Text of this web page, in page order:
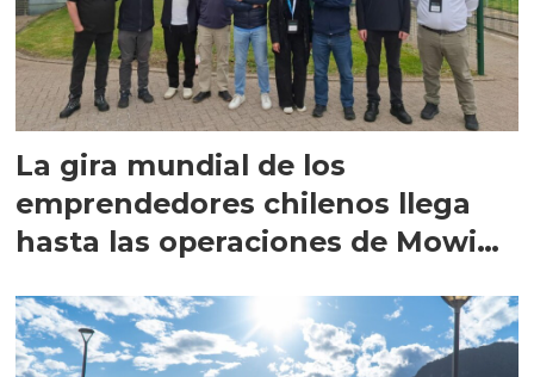
La gira mundial de los
emprendedores chilenos llega
hasta las operaciones de Mowi